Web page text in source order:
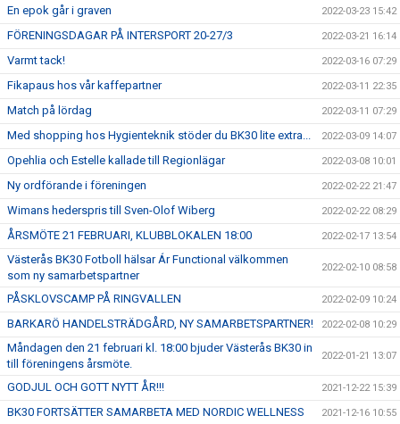
En epok går i graven 2022-03-23 15:42
FÖRENINGSDAGAR PÅ INTERSPORT 20-27/3 2022-03-21 16:14
Varmt tack! 2022-03-16 07:29
Fikapaus hos vår kaffepartner 2022-03-11 22:35
Match på lördag 2022-03-11 07:29
Med shopping hos Hygienteknik stöder du BK30 lite extra... 2022-03-09 14:07
Opehlia och Estelle kallade till Regionlägar 2022-03-08 10:01
Ny ordförande i föreningen 2022-02-22 21:47
Wimans hederspris till Sven-Olof Wiberg 2022-02-22 08:29
ÅRSMÖTE 21 FEBRUARI, KLUBBLOKALEN 18:00 2022-02-17 13:54
Västerås BK30 Fotboll hälsar Ár Functional välkommen
som ny samarbetspartner
2022-02-10 08:58
PÅSKLOVSCAMP PÅ RINGVALLEN 2022-02-09 10:24
BARKARÖ HANDELSTRÄDGÅRD, NY SAMARBETSPARTNER! 2022-02-08 10:29
Måndagen den 21 februari kl. 18:00 bjuder Västerås BK30 in
till föreningens årsmöte.
2022-01-21 13:07
GODJUL OCH GOTT NYTT ÅR!!! 2021-12-22 15:39
BK30 FORTSÄTTER SAMARBETA MED NORDIC WELLNESS 2021-12-16 10:55